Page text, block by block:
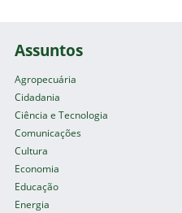
Assuntos
Agropecuária
Cidadania
Ciência e Tecnologia
Comunicações
Cultura
Economia
Educação
Energia